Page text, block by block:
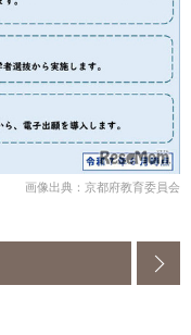
画像出典：京都府教育委員会